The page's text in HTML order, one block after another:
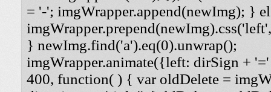
= '-'; imgWrapper.append(newImg); }
} newImg.find('a').eq(0).unwrap();
imgWrapper.animate({left: dirSign +
400, function( ) { var oldDelete =